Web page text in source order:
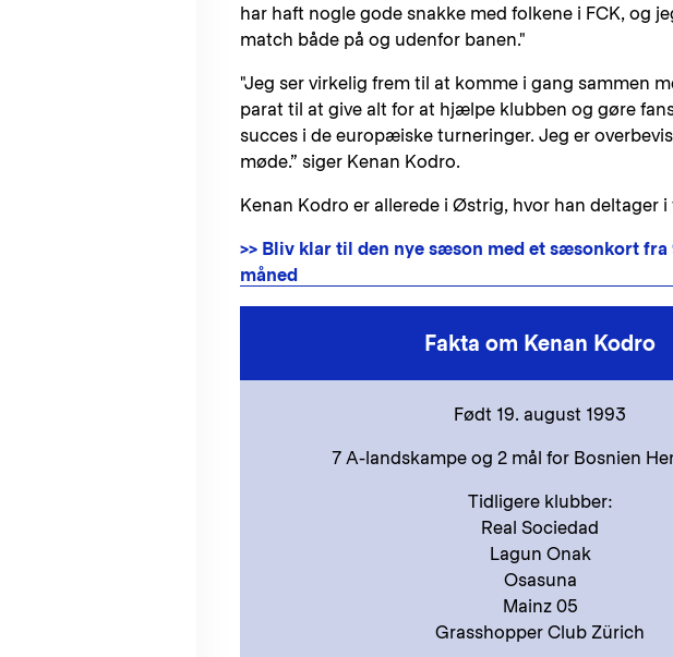
har haft nogle gode snakke med folkene i FCK, og
match både på og udenfor banen."
"Jeg ser virkelig frem til at komme i gang sammen
parat til at give alt for at hjælpe klubben og gøre
succes i de europæiske turneringer. Jeg er
møde.” siger Kenan Kodro.
Kenan Kodro er allerede i Østrig, hvor han
>> Bliv klar til den nye sæson med et sæsonkort
måned
Fakta om Kenan Kodro
Født 19. august 1993
7 A-landskampe og 2 mål for Bosnien
Tidligere klubber:
Real Sociedad
Lagun Onak
Osasuna
Mainz 05
Grasshopper Club Zürich